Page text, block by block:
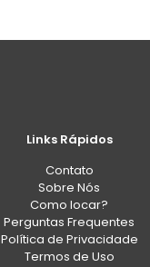
Links Rápidos
Contato
Sobre Nós
Como locar?
Perguntas Frequentes
Política de Privacidade
Termos de Uso